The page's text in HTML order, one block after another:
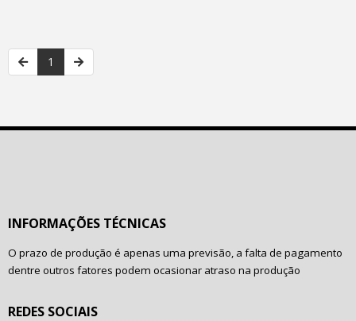
1
INFORMAÇÕES TÉCNICAS
O prazo de produção é apenas uma previsão, a falta de pagamento
dentre outros fatores podem ocasionar atraso na produção
REDES SOCIAIS